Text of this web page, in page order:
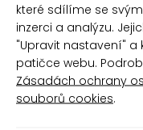
Auto-K Racing barva
spreji, imitace
ml
které sdílíme se
inzerci a analýzu.
"Upravit nastavení" a
patičce webu.
Zásadách ochrany
souborů cookies.